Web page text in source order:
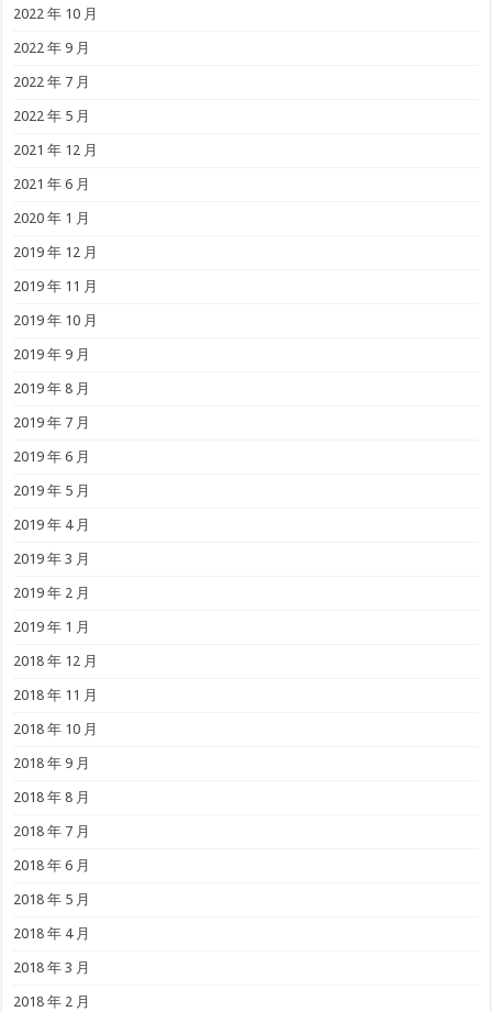
2022 年 10 月
2022 年 9 月
2022 年 7 月
2022 年 5 月
2021 年 12 月
2021 年 6 月
2020 年 1 月
2019 年 12 月
2019 年 11 月
2019 年 10 月
2019 年 9 月
2019 年 8 月
2019 年 7 月
2019 年 6 月
2019 年 5 月
2019 年 4 月
2019 年 3 月
2019 年 2 月
2019 年 1 月
2018 年 12 月
2018 年 11 月
2018 年 10 月
2018 年 9 月
2018 年 8 月
2018 年 7 月
2018 年 6 月
2018 年 5 月
2018 年 4 月
2018 年 3 月
2018 年 2 月